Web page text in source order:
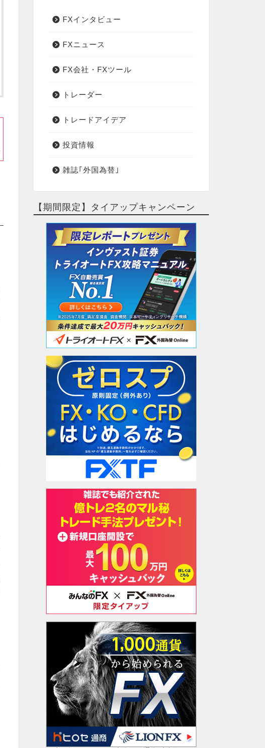
FXインタビュー
FXニュース
FX会社・FXツール
トレーダー
トレードアイデア
投資情報
雑誌｢外国為替｣
【期間限定】タイアップキャンペーン